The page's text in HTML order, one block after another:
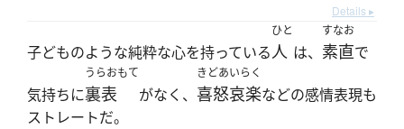
Details ▸
子どものような純粋な心を持っている
ひと
人 は、
すなお
素直で
気持ちに
うらおもて
裏表 がなく、
きどあいらく
喜怒哀楽などの感情表現も
ストレートだ。